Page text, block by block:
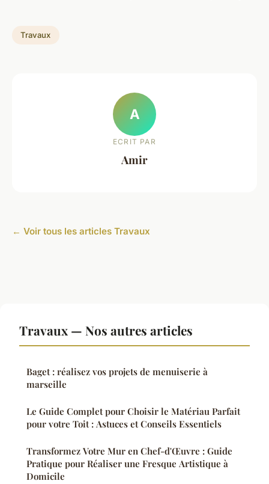
Travaux
A
ECRIT PAR
Amir
← Voir tous les articles Travaux
Travaux — Nos autres articles
Baget : réalisez vos projets de menuiserie à
marseille
Le Guide Complet pour Choisir le Matériau Parfait
pour votre Toit : Astuces et Conseils Essentiels
Transformez Votre Mur en Chef-d'Œuvre : Guide
Pratique pour Réaliser une Fresque Artistique à
Domicile